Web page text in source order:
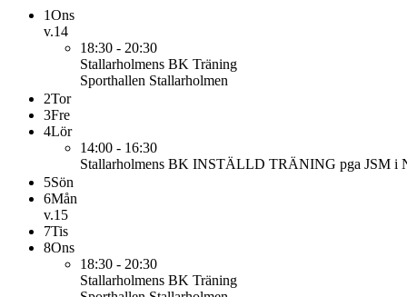
1Ons
v.14
18:30 - 20:30
Stallarholmens BK Träning
Sporthallen Stallarholmen
2Tor
3Fre
4Lör
14:00 - 16:30
Stallarholmens BK INSTÄLLD TRÄNING pga JSM i
5Sön
6Mån
v.15
7Tis
8Ons
18:30 - 20:30
Stallarholmens BK Träning